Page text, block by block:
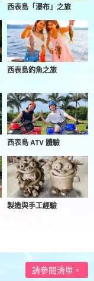
西表島「瀑布」之旅
西表島釣魚之旅
西表島 ATV 體驗
製造與手工經驗
請參閱清單。